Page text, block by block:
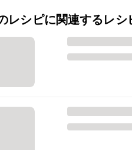
レシピに関連するレシ